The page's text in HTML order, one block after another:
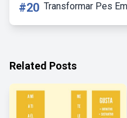
#20 Transformar Pes
Related Posts